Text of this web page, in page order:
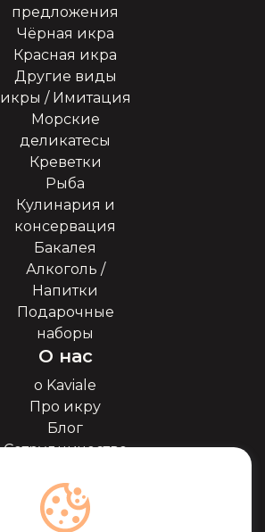
предложения
Чёрная икра
Красная икра
Другие виды
икры / Имитация
Морские
деликатесы
Креветки
Рыба
Кулинария и
консервация
Бакалея
Алкоголь /
Напитки
Подарочные
наборы
О нас
о Kaviale
Про икру
Блог
Сотрудничество
Сертификаты
Часто задоваемые